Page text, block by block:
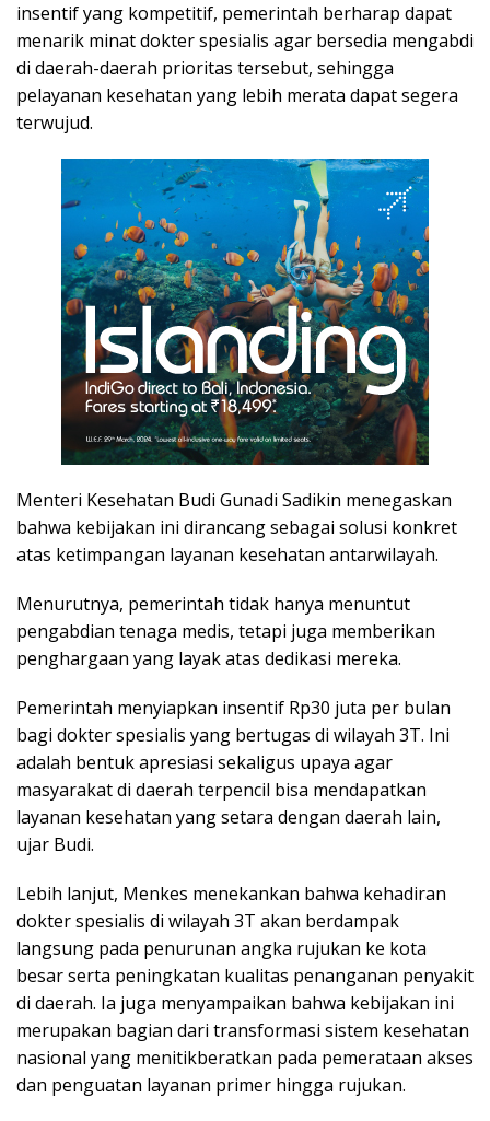
insentif yang kompetitif, pemerintah berharap dapat
menarik minat dokter spesialis agar bersedia mengabdi
di daerah-daerah prioritas tersebut, sehingga
pelayanan kesehatan yang lebih merata dapat segera
terwujud.
Menteri Kesehatan Budi Gunadi Sadikin menegaskan
bahwa kebijakan ini dirancang sebagai solusi konkret
atas ketimpangan layanan kesehatan antarwilayah.
Menurutnya, pemerintah tidak hanya menuntut
pengabdian tenaga medis, tetapi juga memberikan
penghargaan yang layak atas dedikasi mereka.
Pemerintah menyiapkan insentif Rp30 juta per bulan
bagi dokter spesialis yang bertugas di wilayah 3T. Ini
adalah bentuk apresiasi sekaligus upaya agar
masyarakat di daerah terpencil bisa mendapatkan
layanan kesehatan yang setara dengan daerah lain,
ujar Budi.
Lebih lanjut, Menkes menekankan bahwa kehadiran
dokter spesialis di wilayah 3T akan berdampak
langsung pada penurunan angka rujukan ke kota
besar serta peningkatan kualitas penanganan penyakit
di daerah. Ia juga menyampaikan bahwa kebijakan ini
merupakan bagian dari transformasi sistem kesehatan
nasional yang menitikberatkan pada pemerataan akses
dan penguatan layanan primer hingga rujukan.